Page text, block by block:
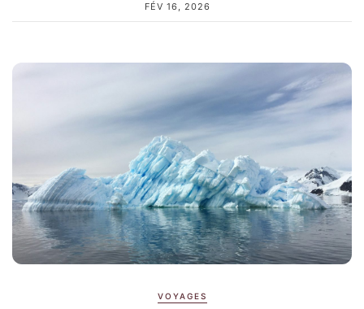
FÉV 16, 2026
VOYAGES